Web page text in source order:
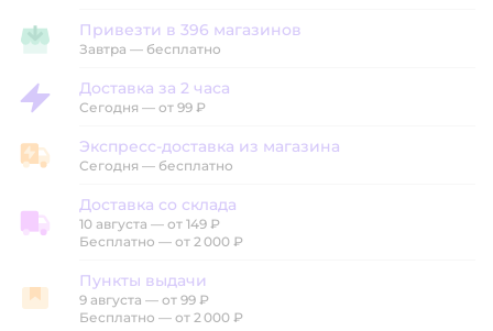
Привезти в магазин
Привезти в 396 магазинов
Завтра — бесплатно
Доставка за 2 часа
Доставка за 2 часа
Сегодня — от 99 ₽
Экспресс-доставка из магазина
Экспресс-доставка из магазина
Сегодня — бесплатно
Доставка со склада
Доставка со склада
10 августа — от 149 ₽
Бесплатно — от 2 000 ₽
Пункты выдачи
Пункты выдачи
9 августа — от 99 ₽
Бесплатно — от 2 000 ₽